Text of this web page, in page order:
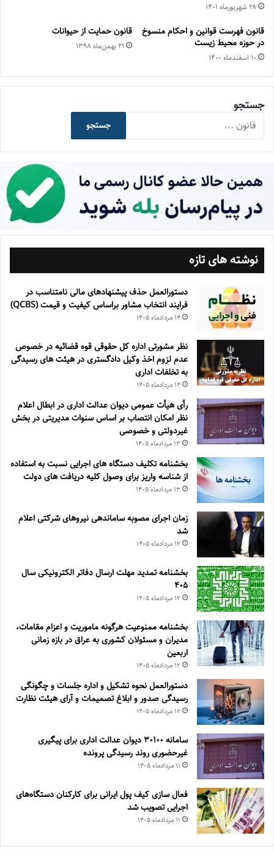
۲۸ شهریور‌ماه ۱۴۰۱
قانون فهرست قوانین و احکام منسوخ
در حوزه محیط زیست
۱۰ اسفند‌ماه ۱۴۰۰
قانون حمایت از حیوانات
۲۱ بهمن‌ماه ۱۳۹۸
جستجو
جستجو
نوشته های تازه
دستورالعمل حذف پيشنهادهای مالی نامتناسب در
فرايند انتخاب مشاور براساس كيفيت و قيمت (QCBS)
۱۴ مرداد‌ماه ۱۴۰۵
نظر مشورتی اداره کل حقوقی قوه قضائیه در خصوص
عدم لزوم اخذ وکیل دادگستری در هیئت های رسیدگی
به تخلفات اداری
۱۴ مرداد‌ماه ۱۴۰۵
رأی هیأت عمومی دیوان عدالت اداری در ابطال اعلام
نظر امکان انتصاب بر اساس سنوات مدیریتی در بخش
غیردولتی و خصوصی
۱۳ مرداد‌ماه ۱۴۰۵
بخشنامه تکلیف دستگاه های اجرایی نسبت به استفاده
از شناسه واریز برای وصول کلیه دریافت های دولت
۱۳ مرداد‌ماه ۱۴۰۵
زمان اجرای مصوبه ساماندهی نیروهای شرکتی اعلام
شد
۱۲ مرداد‌ماه ۱۴۰۵
بخشنامه تمدید مهلت ارسال دفاتر الکترونیکی سال
۴۰۵
۱۲ مرداد‌ماه ۱۴۰۵
بخشنامه ممنوعیت هرگونه ماموریت و اعزام مقامات،
مدیران و مسئولان کشوری به عراق در بازه زمانی
اربعین
۱۲ مرداد‌ماه ۱۴۰۵
دستورالعمل نحوه تشکیل و اداره جلسات و چگونگی
رسیدگی صدور و ‏ابلاغ تصمیمات و‎ ‎آرای هیئت نظارت
۱۲ مرداد‌ماه ۱۴۰۵
سامانه ۳۰۱۰۰ دیوان عدالت اداری برای پیگیری
غیرحضوری روند رسیدگی پرونده
۱۱ مرداد‌ماه ۱۴۰۵
فعال سازی کیف پول ایرانی برای کارکنان دستگاه‌های
اجرایی تصویب شد
۱۱ مرداد‌ماه ۱۴۰۵